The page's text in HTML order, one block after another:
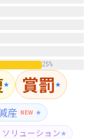
25%
★ 賞罰★
産 NEW ★
ソリューション★